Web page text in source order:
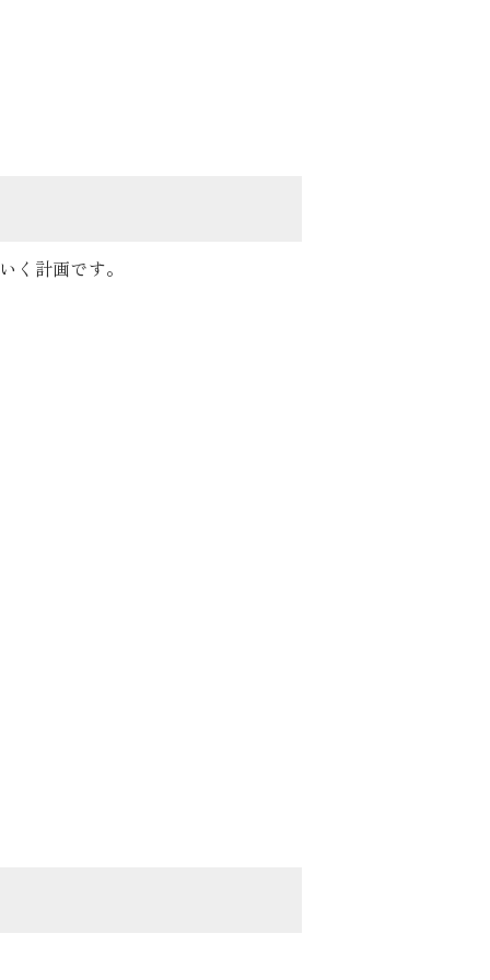
計画です。